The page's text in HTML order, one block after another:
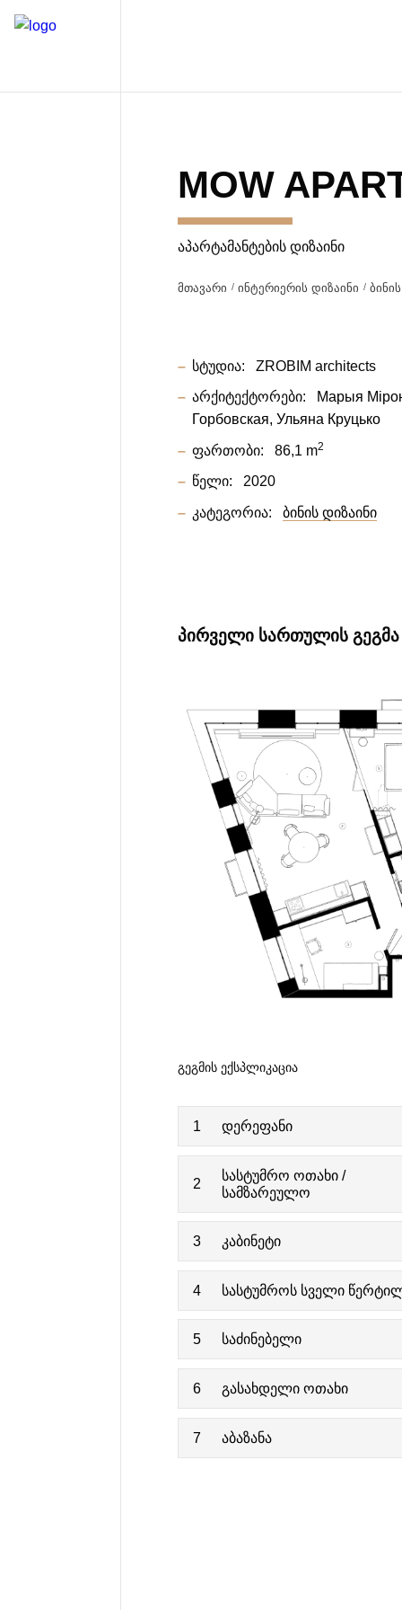
MOW
ᲐᲞᲐᲠᲢᲐᲛᲐᲜᲢᲔᲑᲘᲡ ᲓᲘᲖᲐᲘᲜᲘ
მთავარი ინტერიერის დიზაინი
სტუდია: ZROBIM architects
არქიტექტორები: Марыя
Горбовская Ульяна Круцько
ფართობი: 86,1 m2
წელი: 2020
კატეგორია: ბინის დიზაინი
ᲞᲘᲠᲕᲔᲚᲘ ᲡᲐᲠᲗᲣᲚᲘᲡ ᲒᲔᲒᲛᲐ
ᲒᲔᲒᲛᲘᲡ ᲔᲥᲡᲞᲚᲘᲙᲐᲪᲘᲐ
1 დერეფანი
2
სასტუმრო ოთახი /
სამზარეულო
3 კაბინეტი
4 სასტუმროს სველი
5 საძინებელი
6 გასახდელი ოთახი
7 აბაზანა